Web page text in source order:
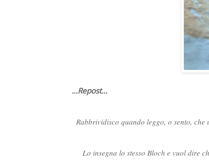
...Repost...
Rabbrividisco quando leggo, o sento,
Lo insegna lo stesso Bloch e vuol dire